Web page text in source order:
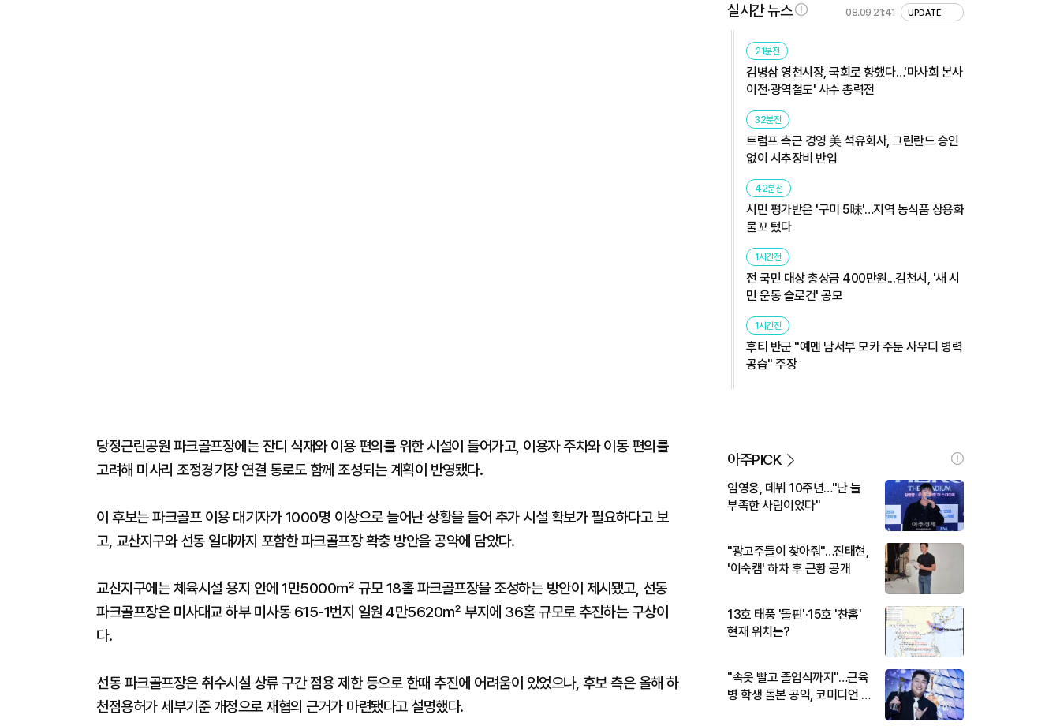
당정근린공원 파크골프장에는 잔디 식재와 이용 편의를 위한 시설이 들어가고, 이용자 주차와 이동 편의를
고려해 미사리 조정경기장 연결 통로도 함께 조성되는 계획이 반영됐다.
이 후보는 파크골프 이용 대기자가 1000명 이상으로 늘어난 상황을 들어 추가 시설 확보가 필요하다고 보
고, 교산지구와 선동 일대까지 포함한 파크골프장 확충 방안을 공약에 담았다.
교산지구에는 체육시설 용지 안에 1만5000㎡ 규모 18홀 파크골프장을 조성하는 방안이 제시됐고, 선동
파크골프장은 미사대교 하부 미사동 615-1번지 일원 4만5620㎡ 부지에 36홀 규모로 추진하는 구상이
다.
선동 파크골프장은 취수시설 상류 구간 점용 제한 등으로 한때 추진에 어려움이 있었으나, 후보 측은 올해 하
천점용허가 세부기준 개정으로 재협의 근거가 마련됐다고 설명했다.
실시간 뉴스 08.09 21:41 UPDATE
21분전
김병삼 영천시장, 국회로 향했다…'마사회 본사
이전·광역철도' 사수 총력전
32분전
트럼프 측근 경영 美 석유회사, 그린란드 승인
없이 시추장비 반입
42분전
시민 평가받은 '구미 5味'…지역 농식품 상용화
물꼬 텄다
1시간전
전 국민 대상 총상금 400만원...김천시, '새 시
민 운동 슬로건' 공모
1시간전
후티 반군 "예멘 남서부 모카 주둔 사우디 병력
공습" 주장
아주PICK
임영웅, 데뷔 10주년…"난 늘
부족한 사람이었다"
"광고주들이 찾아줘"…진태현,
'이숙캠' 하차 후 근황 공개
13호 태풍 '돌핀'·15호 '찬홈'
현재 위치는?
"속옷 빨고 졸업식까지"…근육
병 학생 돌본 공익, 코미디언 김